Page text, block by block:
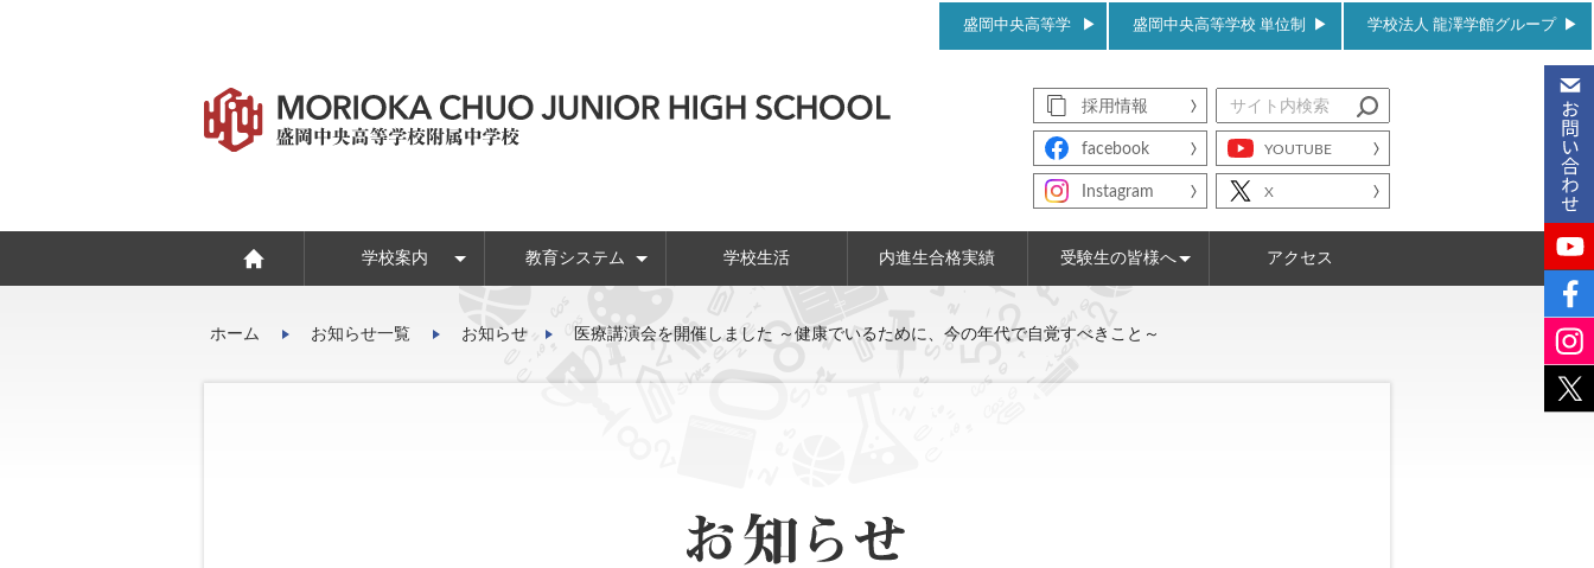
盛岡中央高等学 盛岡中央高等学校 単位制 学校法人 龍澤学館グループ
採用情報
facebook YOUTUBE
Instagram X
学校案内 教育システム 学校生活 内進生合格実績 受験生の皆様へ アクセス
ホーム お知らせ一覧 お知らせ 医療講演会を開催しました ～健康でいるために、今の年代で自覚すべきこと～